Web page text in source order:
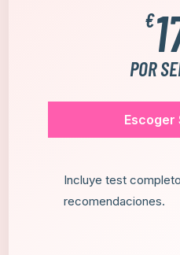
€
POR
Incluye test
recomendaciones.
Escoger